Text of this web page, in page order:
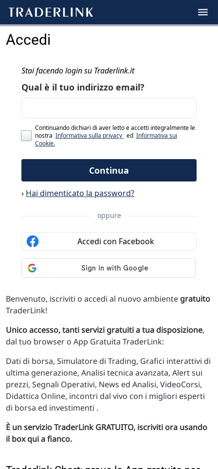
Accedi
Benvenuto, iscriviti o accedi al nuovo ambiente gratuito
TraderLink!
Unico accesso, tanti servizi gratuiti a tua disposizione,
dal tuo browser o App Gratuita TraderLink:
Dati di borsa, Simulatore di Trading, Grafici interattivi di
ultima generazione, Analisi tecnica avanzata, Alert sui
prezzi, Segnali Operativi, News ed Analisi, VideoCorsi,
Didattica Online, incontri dal vivo con i migliori esperti
di borsa ed investimenti .
È un servizio TraderLink GRATUITO, iscriviti ora usando
il box qui a fianco.